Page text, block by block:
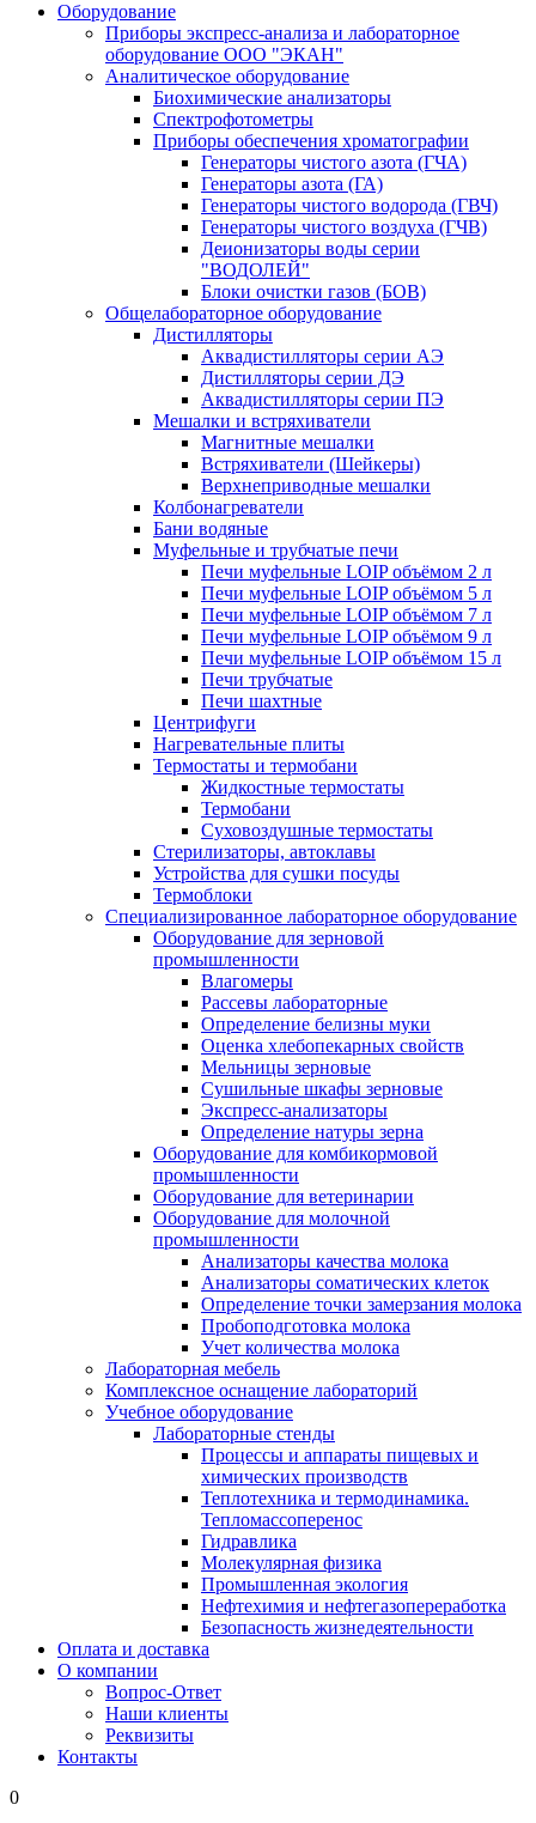
Оборудование
Приборы экспресс-анализа и лабораторное
оборудование ООО "ЭКАН"
Аналитическое оборудование
Биохимические анализаторы
Спектрофотометры
Приборы обеспечения хроматографии
Генераторы чистого азота (ГЧА)
Генераторы азота (ГА)
Генераторы чистого водорода (ГВЧ)
Генераторы чистого воздуха (ГЧВ)
Деионизаторы воды серии
"ВОДОЛЕЙ"
Блоки очистки газов (БОВ)
Общелабораторное оборудование
Дистилляторы
Аквадистилляторы серии АЭ
Дистилляторы серии ДЭ
Аквадистилляторы серии ПЭ
Мешалки и встряхиватели
Магнитные мешалки
Встряхиватели (Шейкеры)
Верхнеприводные мешалки
Колбонагреватели
Бани водяные
Муфельные и трубчатые печи
Печи муфельные LOIP объёмом 2 л
Печи муфельные LOIP объёмом 5 л
Печи муфельные LOIP объёмом 7 л
Печи муфельные LOIP объёмом 9 л
Печи муфельные LOIP объёмом 15 л
Печи трубчатые
Печи шахтные
Центрифуги
Нагревательные плиты
Термостаты и термобани
Жидкостные термостаты
Термобани
Суховоздушные термостаты
Стерилизаторы, автоклавы
Устройства для сушки посуды
Термоблоки
Специализированное лабораторное оборудование
Оборудование для зерновой
промышленности
Влагомеры
Рассевы лабораторные
Определение белизны муки
Оценка хлебопекарных свойств
Мельницы зерновые
Сушильные шкафы зерновые
Экспресс-анализаторы
Определение натуры зерна
Оборудование для комбикормовой
промышленности
Оборудование для ветеринарии
Оборудование для молочной
промышленности
Анализаторы качества молока
Анализаторы соматических клеток
Определение точки замерзания молока
Пробоподготовка молока
Учет количества молока
Лабораторная мебель
Комплексное оснащение лабораторий
Учебное оборудование
Лабораторные стенды
Процессы и аппараты пищевых и
химических производств
Теплотехника и термодинамика.
Тепломассоперенос
Гидравлика
Молекулярная физика
Промышленная экология
Нефтехимия и нефтегазопереработка
Безопасность жизнедеятельности
Оплата и доставка
О компании
Вопрос-Ответ
Наши клиенты
Реквизиты
Контакты
0